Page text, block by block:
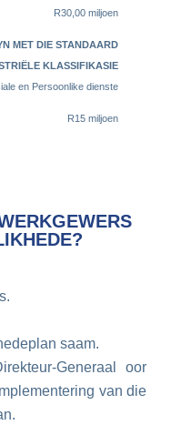
R30,00 miljoen
en Persoonlike dienste
R15 miljoen
saam.
Generaal oor
van die